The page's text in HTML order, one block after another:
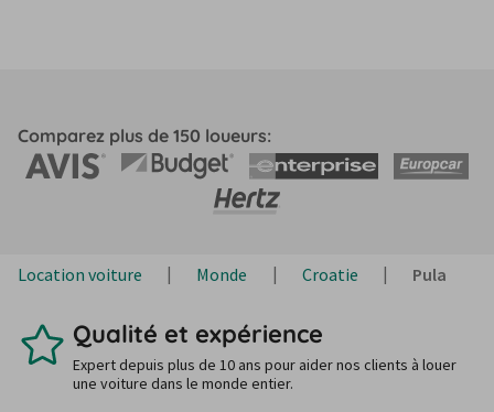
Comparez plus de 150 loueurs:
Location voiture Monde Croatie Pula
Qualité et expérience
Expert depuis plus de 10 ans pour aider nos clients à louer
une voiture dans le monde entier.